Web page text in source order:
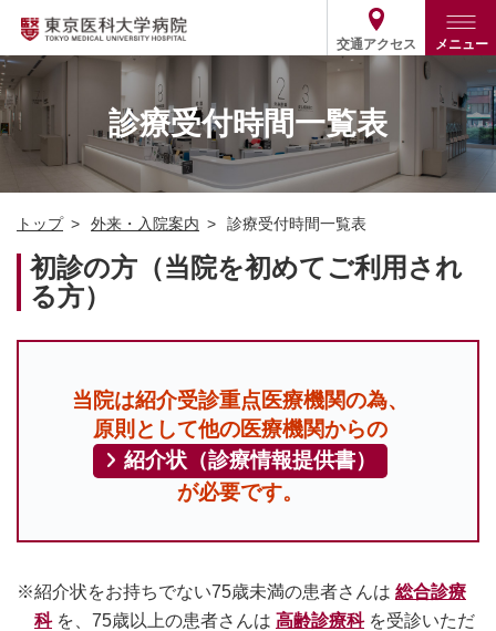
交通アクセス メニュー
トップ
外来・入院案内
入院
患者支援・相談窓口
各種ご案内
診療部門案内
診療部門案内一覧
医師・歯科医師等情報検索
病院案内
基本情報
統計・データ・情報公開
役割・取り組み
外部評価
医療関係の方
医療連携
採用関連
その他
診療受付時間一覧表
トップ 外来・入院案内 診療受付時間一覧表
初診の方（当院を初めてご利用され
る方）
当院は紹介受診重点医療機関の為、
原則として他の医療機関からの
紹介状（診療情報提供書）
が必要です。
※紹介状をお持ちでない75歳未満の患者さんは 総合診療
科を、75歳以上の患者さんは 高齢診療科を受診いただ